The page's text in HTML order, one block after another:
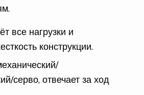
все нагрузки и
конструкции.
серво, отвечает за ход